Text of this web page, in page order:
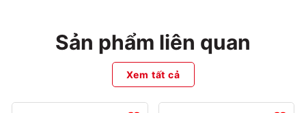
Sản phẩm liên quan
Xem tất cả